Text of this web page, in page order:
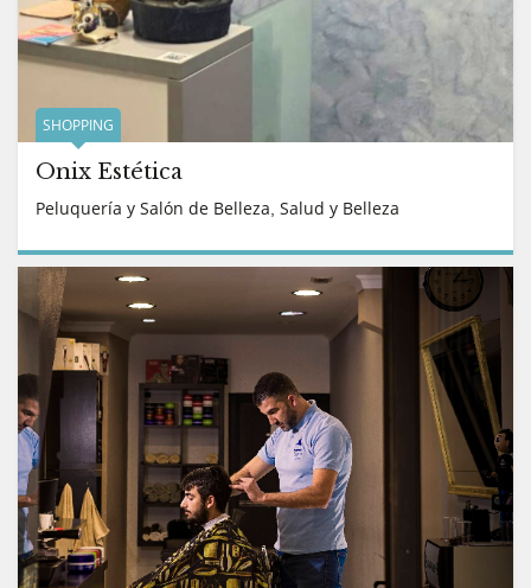
SHOPPING
Ónix Estética
Peluquería y Salón de Belleza Salud y Belleza
READ MORE